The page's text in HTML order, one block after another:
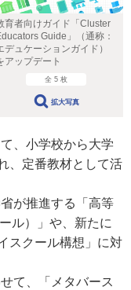
育者向けガイド「Cluster
Guide」（通称：
デュケーションガイド）
アップデート
全 5 枚
拡大写真
、小学校から大学
、定番教材として活
が推進する「高等
ル）」や、新たに
スクール構想」に対
て、「メタバース